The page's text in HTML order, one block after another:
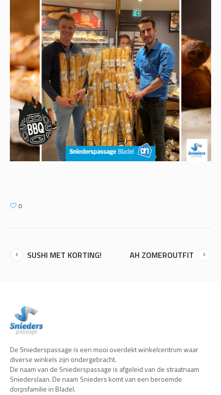
0
SUSHI MET KORTING! AH ZOMEROUTFIT
De Sniederspassage is een mooi overdekt winkelcentrum waar
diverse winkels zijn ondergebracht.
De naam van de Sniederspassage is afgeleid van de straatnaam
Sniederslaan. De naam Snieders komt van een beroemde
dorpsfamilie in Bladel.